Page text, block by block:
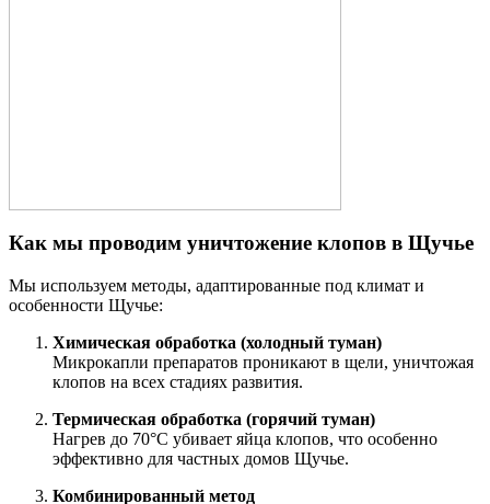
Как мы проводим уничтожение клопов в Щучье
Мы используем методы, адаптированные под климат и
особенности Щучье:
Химическая обработка (холодный туман)
Микрокапли препаратов проникают в щели, уничтожая
клопов на всех стадиях развития.
Термическая обработка (горячий туман)
Нагрев до 70°C убивает яйца клопов, что особенно
эффективно для частных домов Щучье.
Комбинированный метод